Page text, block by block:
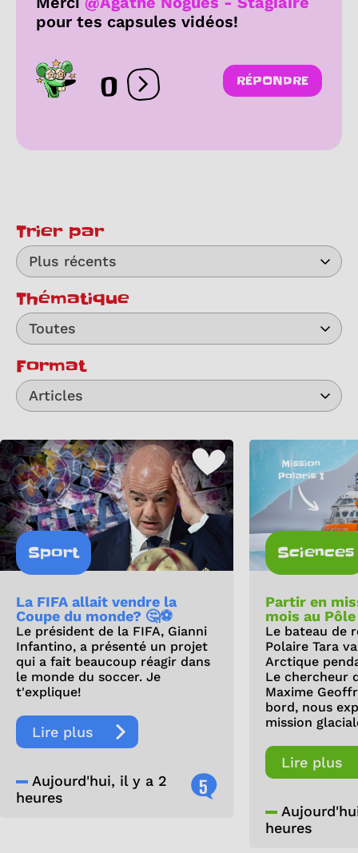
pour tes capsules vidéos!
0 Ouvrir les réactions
RÉPONDRE
Trier par
Plus récents
Thématique
Toutes
Format
Articles
Sport
La FIFA allait vendre la
Coupe du monde? 🤔⚽
Le président de la FIFA, Gianni
Infantino, a présenté un projet
qui a fait beaucoup réagir dans
le monde du soccer. Je
t'explique!
Lire plus
Aujourd'hui, il y a 2
heures
5
Sciences
Partir en
mois au
Le bateau de
Polaire Tara
Arctique
Le chercheur
Maxime
bord, nous
mission
Lire plus
heures